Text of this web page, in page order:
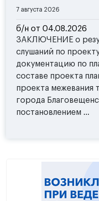
7 августа 2026
б/н от 04.08.2026
ЗАКЛЮЧЕНИЕ о
слушаний по
документацию по
составе проекта
проекта межевания
города
постановлением ...